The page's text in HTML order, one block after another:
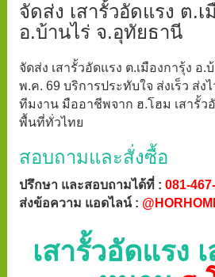
จัดส่ง เสารั้วอัดแรง ต.เ
อ.บ้านไร่ จ.อุทัยธานี
จัดส่ง เสารั้วอัดแรง ต.เมืองการุ้ง อ.
พ.ค. 69 บริการประทับใจ ส่งเร็ว ส่ง
ทีมงาน มืออาชีพจาก ฮ.โฮม เสารั้ว
พื้นที่ทั่วไทย
สอบถามและสั่งซื้อ
ปรึกษา และสอบถามได้ที่ : 081-
ส่งข้อความ แอดไลน์ :
เสารั้วอัดแรง